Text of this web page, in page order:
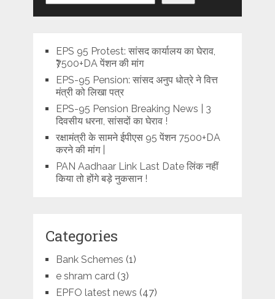
EPS 95 Protest: सांसद कार्यालय का घेराव,
₹7500+DA पेंशन की मांग
EPS-95 Pension: सांसद अनुप धोत्रे ने वित्त
मंत्री को लिखा पत्र
EPS-95 Pension Breaking News | 3
दिवसीय धरना, सांसदों का घेराव !
रक्षामंत्री के सामने ईपीएस 95 पेंशन 7500+DA
करने की मांग |
PAN Aadhaar Link Last Date लिंक नहीं
किया तो होंगे बड़े नुकसान !
Categories
Bank Schemes (1)
e shram card(3)
EPFO latest news (47)